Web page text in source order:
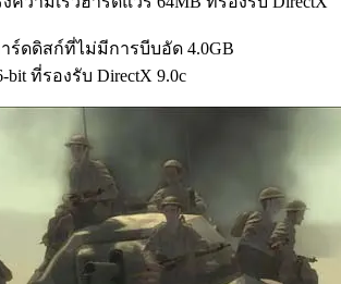
ร์ดดิสก์ที่ไม่มีการบีบอัด 4.0GB
bit ที่รองรับ DirectX 9.0c